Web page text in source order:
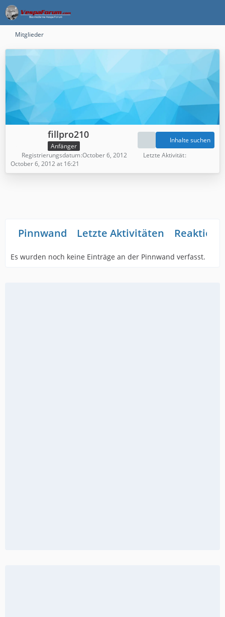
Mitglieder
fillpro210
Anfänger
Inhalte suchen
Registrierungsdatum October 6, 2012
Letzte Aktivität
October 6, 2012 at 16:21
Pinnwand Letzte Aktivitäten
Es wurden noch keine Einträge an der Pinnwand verfasst.